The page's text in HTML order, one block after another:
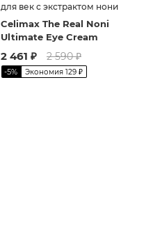
для век с экстрактом нони
Celimax The Real Noni
Ultimate Eye Cream
2 461 ₽ 2 590₽
-5% Экономия 129 ₽